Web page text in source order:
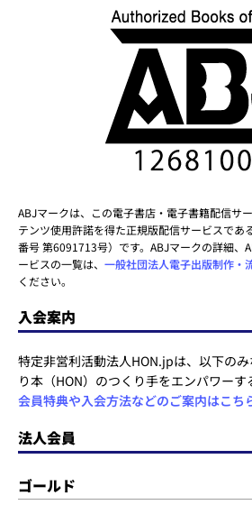
ABJマークは、この電子書店・電子書籍配信サ
テンツ使用許諾を得た正規版配信サービスであ
番号 第6091713号）です。ABJマークの詳細、
ービスの一覧は、 一般社団法人電子出版制作・
ください。
入会案内
特定非営利活動法人HON.jpは、以下の
り本（HON）のつくり手をエンパワーす
会員特典や入会方法などのご案内はこち
法人会員
ゴールド